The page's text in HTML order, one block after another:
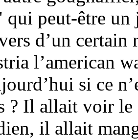
qui peut-être
d’un
l’american
si ce
? Il allait voir le
il allait